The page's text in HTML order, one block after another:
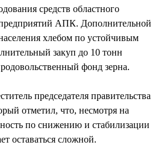
средств областного
АПК. Дополнительной
хлебом по устойчивым
закуп до 10 тонн
фонд зерна.
председателя правительства
отметил, что, несмотря на
по снижению и стабилизации
оставаться сложной.